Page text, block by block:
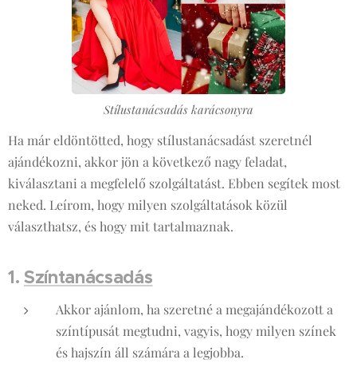
Stílustanácsadás karácsonyra
Ha már eldöntötted, hogy stílustanácsadást szeretnél
ajándékozni, akkor jön a következő nagy feladat,
kiválasztani a megfelelő szolgáltatást. Ebben segítek most
neked. Leírom, hogy milyen szolgáltatások közül
választhatsz, és hogy mit tartalmaznak.
1.Színtanácsadás
Akkor ajánlom, ha szeretné a megajándékozott a
színtípusát megtudni, vagyis, hogy milyen színek
és hajszín áll számára a legjobba.